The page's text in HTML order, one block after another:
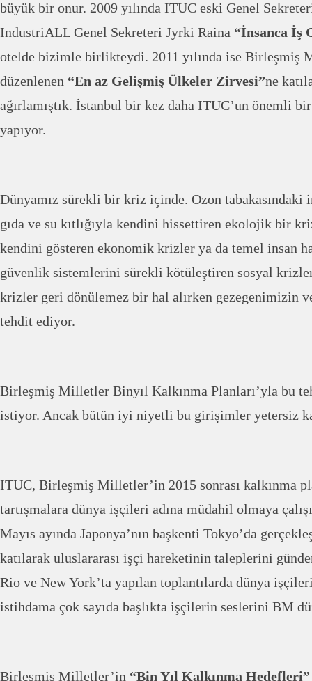
büyük bir onur. 2009 yılında ITUC eski Genel
IndustriALL Genel Sekreteri Jyrki Raina “İnsanca İş
otelde bizimle birlikteydi. 2011 yılında ise Birleşmiş
düzenlenen “En az Gelişmiş Ülkeler Zirvesi”ne
ağırlamıştık. İstanbul bir kez daha ITUC’un önemli
yapıyor.
Dünyamız sürekli bir kriz içinde. Ozon
gıda ve su kıtlığıyla kendini hissettiren ekolojik bir
kendini gösteren ekonomik krizler ya da temel insan
güvenlik sistemlerini sürekli kötüleştiren sosyal
krizler geri dönülemez bir hal alırken gezegenimizin
tehdit ediyor.
Birleşmiş Milletler Binyıl Kalkınma Planları’yla bu
istiyor. Ancak bütün iyi niyetli bu girişimler yetersiz
ITUC, Birleşmiş Milletler’in 2015 sonrası kalkınma
tartışmalara dünya işçileri adına müdahil olmaya
Mayıs ayında Japonya’nın başkenti Tokyo’da
katılarak uluslararası işçi hareketinin taleplerini
Rio ve New York’ta yapılan toplantılarda dünya
istihdama çok sayıda başlıkta işçilerin seslerini BM
Birleşmiş Milletler’in “Bin Yıl Kalkınma